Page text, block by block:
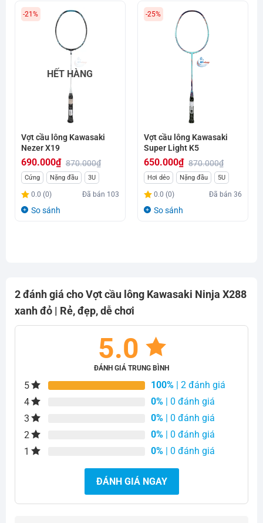
-21%
HẾT HÀNG
Vợt cầu lông Kawasaki
Nezer X19
870.000₫
Giá
gốc
là:
690.000₫
Giá
hiện
tại
Cứng Nặng đầu 3U
0.0 (0) Đã bán 103
So sánh
-25%
Vợt cầu lông Kawasaki
Super Light K5
870.000₫
Giá
gốc
là:
650.000₫
Giá
hiện
tại
Hơi dẻo Nặng đầu 5U
0.0 (0) Đã bán36
So sánh
2 đánh giá choVợt cầu lông Kawasaki Ninja X288
xanh đỏ | Rẻ, đẹp, dễ chơi
5.0
ĐÁNH GIÁ TRUNG BÌNH
5 100% | 2 đánh giá
4
0% | 0 đánh giá
3
0% | 0 đánh giá
2
0% | 0 đánh giá
1
0% | 0 đánh giá
ĐÁNH GIÁ NGAY